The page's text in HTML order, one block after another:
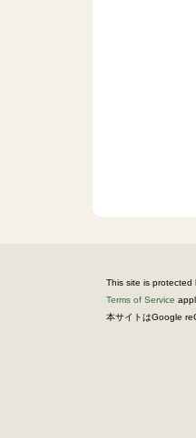
This site is protected
Terms of Service
本サイトはGoogle